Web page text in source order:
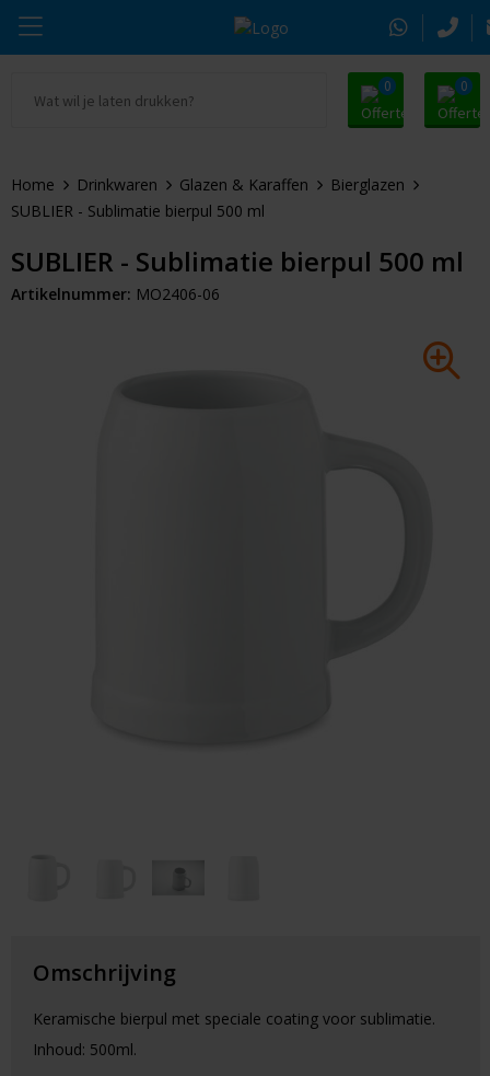
0 0
Drinkwaren
Tassen & Reizen
Alle promosnoepje
Zomer
Kerst
Thule
Alle merken
Home Drinkwaren Glazen & Karaffen
Bierglazen
SUBLIER - Sublimatie bierpul 500 ml
SUBLIER - Sublimatie bierpul 500 ml
Artikelnummer: MO2406-06
Omschrijving
Keramische bierpul met speciale coating voor sublimatie.
Inhoud: 500ml.